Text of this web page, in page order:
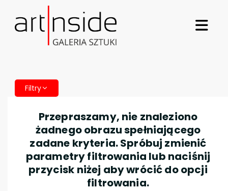
Filtry
Przepraszamy, nie znaleziono
żadnego obrazu spełniającego
zadane kryteria. Spróbuj zmienić
parametry filtrowania lub naciśnij
przycisk niżej aby wrócić do opcji
filtrowania.